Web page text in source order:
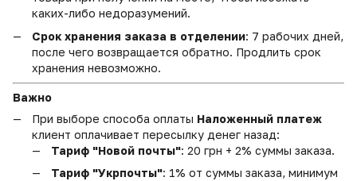
каких-либо недоразумений.
Срок хранения заказа в отделении: 7 рабочих дней,
после чего возвращается обратно. Продлить срок
хранения невозможно.
Важно
При выборе способа оплаты Наложенный платеж
клиент оплачивает пересылку денег назад:
Тариф "Новой почты": 20 грн + 2% суммы заказа.
Тариф "Укрпочты": 1% от суммы заказа, минимум